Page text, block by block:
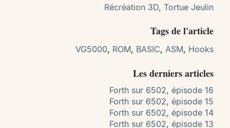
Récréation 3D, Tortue Jeulin
Tags de l'article
VG5000, ROM, BASIC, ASM, Hooks
Les derniers articles
Forth sur 6502, épisode 16
Forth sur 6502, épisode 15
Forth sur 6502, épisode 14
Forth sur 6502, épisode 13